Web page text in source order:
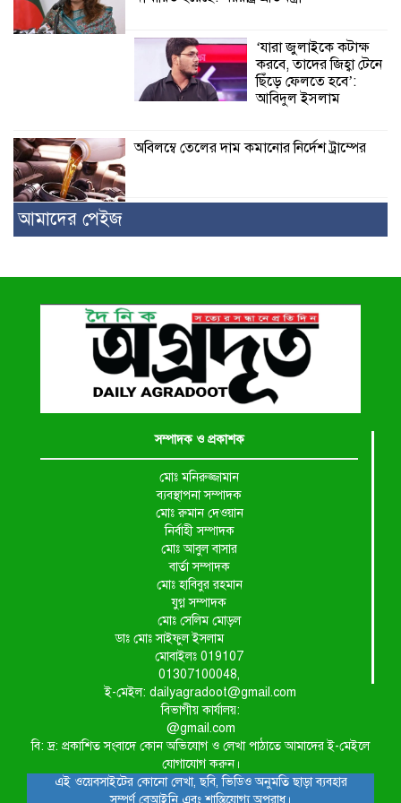
‘যারা জুলাইকে কটাক্ষ
করবে, তাদের জিহ্বা টেনে
ছিঁড়ে ফেলতে হবে’:
আবিদুল ইসলাম
অবিলম্বে তেলের দাম কমানোর নির্দেশ ট্রাম্পের
আমাদের পেইজ
সম্পাদক ও প্রকাশক
মোঃ মনিরুজ্জামান
ব্যবস্থাপনা সম্পাদক
মোঃ রুমান দেওয়ান
নির্বাহী সম্পাদক
মোঃ আবুল বাসার
বার্তা সম্পাদক
মোঃ হাবিবুর রহমান
যুগ্ন সম্পাদক
মোঃ সেলিম মোড়ল
ডাঃ মোঃ সাইফুল ইসলাম
মোবাইলঃ 019107
01307100048,
ই-মেইল: dailyagradoot@gmail.com
বিভাগীয় কার্যালয়:
@gmail.com
বি: দ্র: প্রকাশিত সংবাদে কোন অভিযোগ ও লেখা পাঠাতে আমাদের ই-মেইলে
যোগাযোগ করুন।
এই ওয়েবসাইটের কোনো লেখা, ছবি, ভিডিও অনুমতি ছাড়া ব্যবহার